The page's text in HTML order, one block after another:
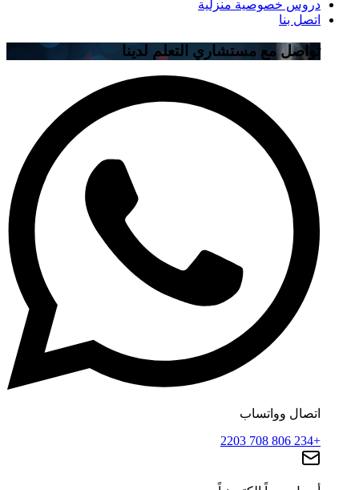
دروس خصوصية منزلية
اتصل بنا
تواصل مع مستشاري التعلم لدينا
اتصال وواتساب
+234 806 708 2203